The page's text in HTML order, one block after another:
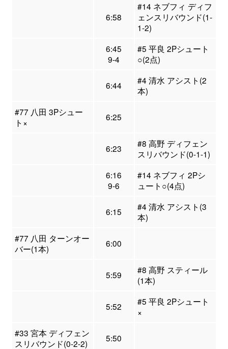
6:58
#14 ネブフィ ディフ
ェンスリバウンド(1-
1-2)
6:45
9-4
#5 平良 2Pシュート
○(2点)
6:44
#4 清水 アシスト(2
本)
#77 八田 3Pシュー
ト×
6:25
6:23
#8 高野 ディフェン
スリバウンド(0-1-1)
6:16
9-6
#14 ネブフィ 2Pシ
ュート○(4点)
6:15
#4 清水 アシスト(3
本)
#77 八田 ターンオー
バー(1本)
6:00
5:59
#8 高野 スティール
(1本)
5:52
#5 平良 2Pシュート
×
#33 宮本 ディフェン
スリバウンド(0-2-2)
5:50